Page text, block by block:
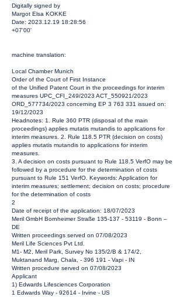
Digitally signed by
Margot Elsa KOKKE
Date: 2023.12.19 18:28:56
+07'00'
machine translation:
Local Chamber Munich
Order of the Court of First Instance
of the Unified Patent Court in the proceedings for interim
measures UPC_CFI_249/2023 ACT_550921/2023
ORD_577734/2023 concerning EP 3 763 331 issued on:
19/12/2023
Headnotes: 1. Rule 360 PTR (disposal of the main
proceedings) applies mutatis mutandis to applications for
interim measures. 2. Rule 118.5 PTR (decision on costs)
applies mutatis mutandis to applications for interim
measures.
3. A decision on costs pursuant to Rule 118.5 VerfO may be
followed by a procedure for the determination of costs
pursuant to Rule 151 VerfO. Keywords: Application for
interim measures; settlement; decision on costs; procedure
for the determination of costs
2
Date of receipt of the application: 18/07/2023
Meril GmbH Bornheimer Straße 135-137 - 53119 - Bonn –
DE
Written proceedings served on 07/08/2023
Meril Life Sciences Pvt Ltd.
M1‐ M2, Meril Park, Survey No 135/2/B & 174/2,
Muktanand Marg, Chala, - 396 191 - Vapi - IN
Written procedure served on 07/08/2023
Applicant
1) Edwards Lifesciences Corporation
1 Edwards Way - 92614 - Irvine - US